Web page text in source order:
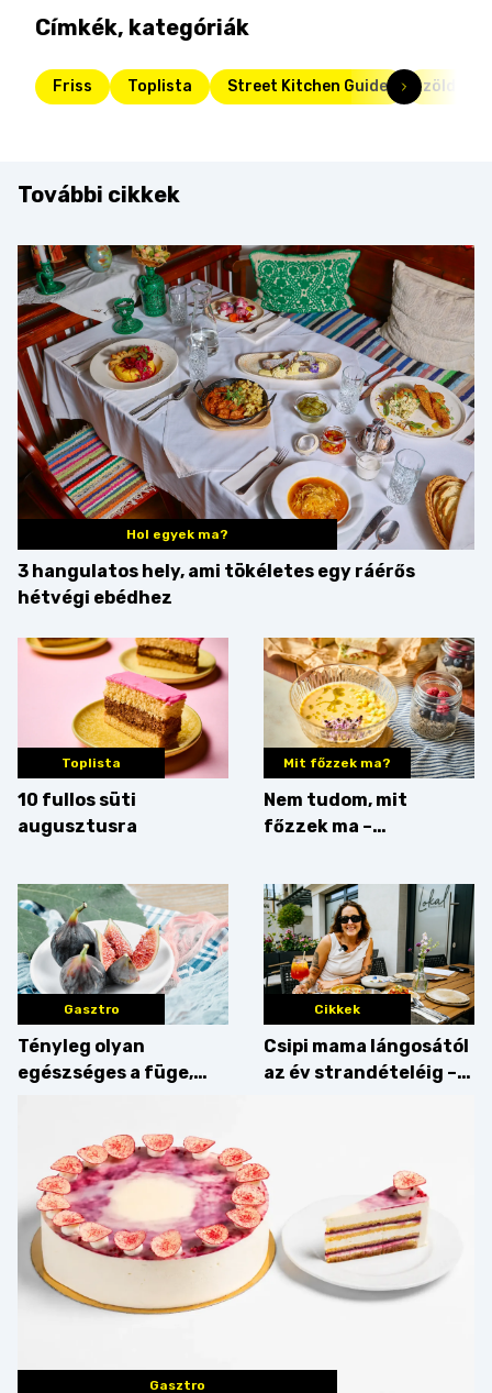
Címkék, kategóriák
Friss Toplista Street Kitchen Guide zöldség
További cikkek
Hol egyek ma?
3 hangulatos hely, ami tökéletes egy ráérős
hétvégi ebédhez
Toplista
10 fullos süti
augusztusra
Mit főzzek ma?
Nem tudom, mit
főzzek ma –
Gasztro
Tényleg olyan
egészséges a füge,
Cikkek
Csipi mama lángosától
az év strandételéig –
Gasztro